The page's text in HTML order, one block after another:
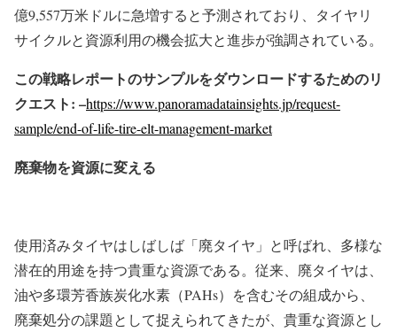
億9,557万米ドルに急増すると予測されており、タイヤリ
サイクルと資源利用の機会拡大と進歩が強調されている。
この戦略レポートのサンプルをダウンロードするためのリ
クエスト: –https://www.panoramadatainsights.jp/request-
sample/end-of-life-tire-elt-management-market
廃棄物を資源に変える
使用済みタイヤはしばしば「廃タイヤ」と呼ばれ、多様な
潜在的用途を持つ貴重な資源である。従来、廃タイヤは、
油や多環芳香族炭化水素（PAHs）を含むその組成から、
廃棄処分の課題として捉えられてきたが、貴重な資源とし